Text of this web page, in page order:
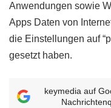
Anwendungen sowie
Apps Daten von
die Einstellungen auf
gesetzt haben.
keymedia auf